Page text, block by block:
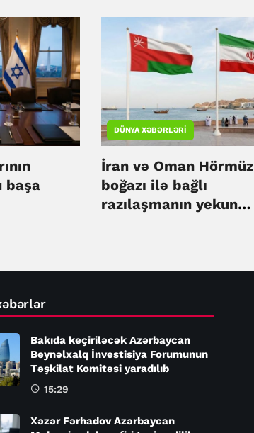
başa
DÜNYA XƏBƏRLƏRI
İran və Oman Hörmüz
boğazı ilə bağlı
razılaşmanın yekun
Bakıda keçiriləcək Azərbaycan
Beynəlxalq İnvestisiya Forumunun
Təşkilat Komitəsi yaradılıb
15:29
Xəzər Fərhadov Azərbaycan